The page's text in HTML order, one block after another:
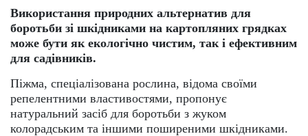
Використання природних альтернатив для
боротьби зі шкідниками на картопляних грядках
може бути як екологічно чистим, так і ефективним
для садівників.
Піжма, спеціалізована рослина, відома своїми
репелентними властивостями, пропонує
натуральний засіб для боротьби з жуком
колорадським та іншими поширеними шкідниками.